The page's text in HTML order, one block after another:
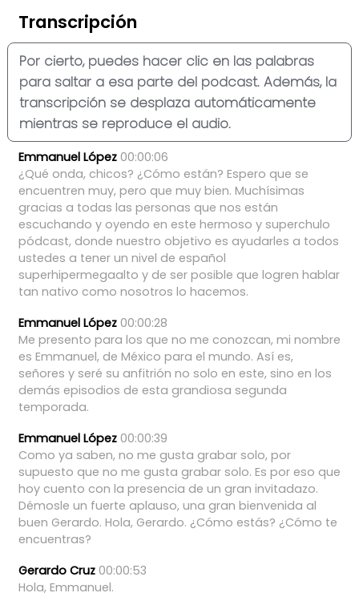
Transcripción
Por cierto, puedes hacer clic en las palabras
para saltar a esa parte del podcast. Además, la
transcripción se desplaza automáticamente
mientras se reproduce el audio.
Emmanuel López 00:00:06
¿Qué onda, chicos? ¿Cómo están? Espero que se
encuentren muy, pero que muy bien. Muchísimas
gracias a todas las personas que nos están
escuchando y oyendo en este hermoso y superchulo
pódcast, donde nuestro objetivo es ayudarles a todos
ustedes a tener un nivel de español
superhipermegaalto y de ser posible que logren hablar
tan nativo como nosotros lo hacemos.
Emmanuel López 00:00:28
Me presento para los que no me conozcan, mi nombre
es Emmanuel, de México para el mundo. Así es,
señores y seré su anfitrión no solo en este, sino en los
demás episodios de esta grandiosa segunda
temporada.
Emmanuel López 00:00:39
Como ya saben, no me gusta grabar solo, por
supuesto que no me gusta grabar solo. Es por eso que
hoy cuento con la presencia de un gran invitadazo.
Démosle un fuerte aplauso, una gran bienvenida al
buen Gerardo. Hola, Gerardo. ¿Cómo estás? ¿Cómo te
encuentras?
Gerardo Cruz 00:00:53
Hola, Emmanuel.